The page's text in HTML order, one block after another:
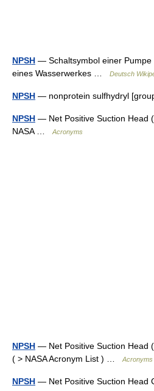
NPSH — Schaltsymbol einer Pumpe
eines Wasserwerkes …
Deutsch
NPSH — nonprotein sulfhydryl
NPSH — Net Positive Suction Head
NASA …
Acronyms
NPSH — Net Positive Suction Head
( > NASA Acronym List ) …
Acronyms
NPSH — Net Positive Suction